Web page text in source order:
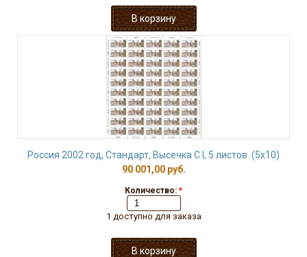
Россия 2002 год, Стандарт, Высечка С I, 5 листов. (5х10)
90 001,00 руб.
Количество: *
1 доступно для заказа